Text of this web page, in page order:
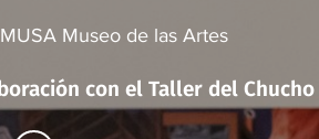
MUSA Museo de las Artes